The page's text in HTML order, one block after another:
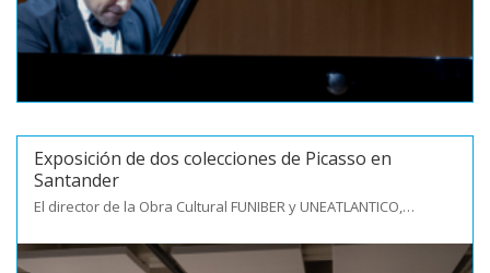
Exposición de dos colecciones de Picasso en
Santander
El director de la Obra Cultural FUNIBER y UNEATLANTICO,…